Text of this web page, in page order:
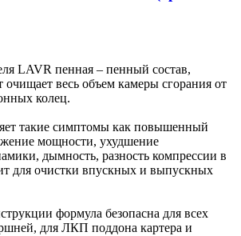
LAVR пенная – пенный состав,
очищает весь объем камеры сгорания от
колец.
такие симптомы как повышенный
мощности, ухудшение
дымность, разность компрессии в
для очистки впускных и выпускных
формула безопасна для всех
для ЛКП поддона картера и